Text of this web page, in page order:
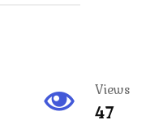
Views
47